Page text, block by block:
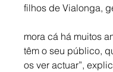
filhos de Vialonga,
mora cá há muitos
têm o seu público,
os ver actuar”,